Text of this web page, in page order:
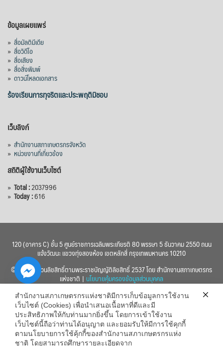
ข้อมูลเผยแพร่
» สื่อมัลติมีเดีย
» สื่อวิดีโอ
» สื่อเสียง
» สื่อสิ่งพิมพ์
» ดาวน์โหลดเอกสาร
ร้องเรียนการทุจริตและประพฤติมิชอบ
เว็บลิงก์
» สำนักงานสภาเกษตรกรจังหวัด
» หน่วยงานที่เกี่ยวข้อง
สถิติผู้ใช้งานเว็บไซต์
» Total :2037996
» Today :616
120 (อาคาร C) ชั้น 5 ศูนย์ราชการเฉลิมพระเกียรติ 80 พรรษา 5 ธันวาคม 2550 ถนน
แจ้งวัฒนะ แขวงทุ่งสองห้อง เขตหลักสี่ กรุงเทพมหานคร 10210
© 2560 สงวนลิขสิทธิ์ตามพระราชบัญญัติลิขสิทธิ์ 2537 โดย สำนักงานสภาเกษตรกร
แห่งชาติ | นโยบายคุ้มครองข้อมูลส่วนบุคคล
สำนักงานสภาเกษตรกรแห่งชาติมีการเก็บข้อมูลการใช้งาน
เว็บไซต์ (Cookies) เพื่อนำเสนอเนื้อหาที่ดีและมี
ประสิทธิภาพให้กับท่านมากยิ่งขึ้น โดยการเข้าใช้งาน
เว็บไซต์นี้ถือว่าท่านได้อนุญาต และยอมรับให้มีการใช้คุกกี้
ตามนโยบายการใช้คุ้กกี้ของสำนักงานสภาเกษตรกรแห่ง
ชาติ โดยสามารถศึกษารายละเอียดจาก
Hide
chaty